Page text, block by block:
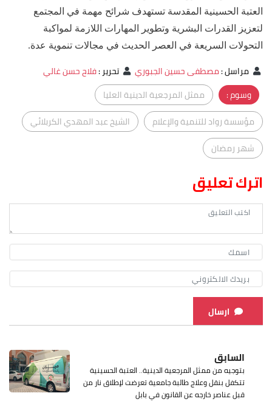
العتبة الحسينية المقدسة تستهدف شرائح مهمة في المجتمع
لتعزيز القدرات البشرية وتطوير المهارات اللازمة لمواكبة
التحولات السريعة في العصر الحديث في مجالات تنموية عدة.
مراسل:مصطفى حسين الجبوري تحرير:فلاح حسن غالي
وسوم :
ممثل المرجعية الدينية العليا
مؤسسة رواد للتنمية والإعلام
الشيخ عبد المهدي الكربلائي
شهر رمضان
اترك تعليق
ارسال
السابق
بتوجيه من ممثل المرجعية الدينية.. العتبة الحسينية
تتكفل بنقل وعلاج طالبة جامعية تعرضت لإطلاق نار من
قبل عناصر خارجه عن القانون في بابل